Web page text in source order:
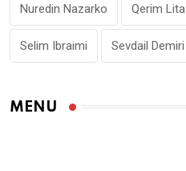
Nuredin Nazarko Qerim Lita
Selim Ibraimi Sevdail Demiri
MENU